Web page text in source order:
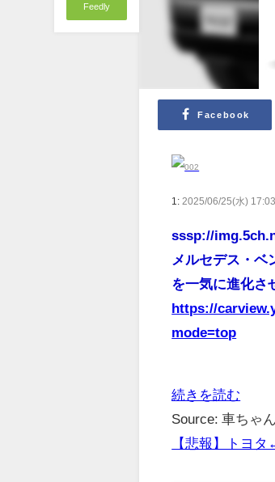
Feedly
Facebook
1: 2025/06/25(水)
sssp://
メルセデス・
を一気に進化さ
https://
mode=top
続きを読む
Source: 車ちゃ
【悲報】トヨ